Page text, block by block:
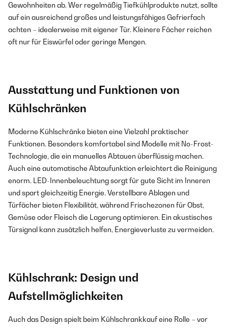
Gewohnheiten ab. Wer regelmäßig Tiefkühlprodukte nutzt, sollte
auf ein ausreichend großes und leistungsfähiges Gefrierfach
achten – idealerweise mit eigener Tür. Kleinere Fächer reichen
oft nur für Eiswürfel oder geringe Mengen.
Ausstattung und Funktionen von
Kühlschränken
Moderne Kühlschränke bieten eine Vielzahl praktischer
Funktionen. Besonders komfortabel sind Modelle mit No-Frost-
Technologie, die ein manuelles Abtauen überflüssig machen.
Auch eine automatische Abtaufunktion erleichtert die Reinigung
enorm. LED-Innenbeleuchtung sorgt für gute Sicht im Inneren
und spart gleichzeitig Energie. Verstellbare Ablagen und
Türfächer bieten Flexibilität, während Frischezonen für Obst,
Gemüse oder Fleisch die Lagerung optimieren. Ein akustisches
Türsignal kann zusätzlich helfen, Energieverluste zu vermeiden.
Kühlschrank: Design und
Aufstellmöglichkeiten
Auch das Design spielt beim Kühlschrankkauf eine Rolle – vor